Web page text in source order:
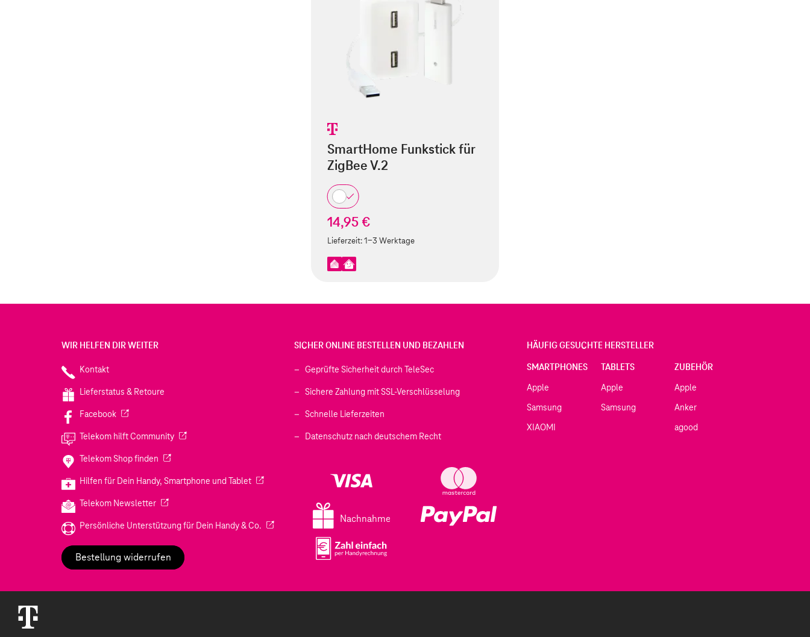
SmartHome Funkstick für
ZigBee V.2
14,95 €
Lieferzeit:1-3 Werktage
WIR HELFEN DIR WEITER
Kontakt
Lieferstatus & Retoure
Facebook(Wird in einem neuen Tab geöffnet)
Telekom hilft Community(Wird in einem neuen Tab geöffnet)
Telekom Shop finden (Wird in einem neuen Tab geöffnet)
Hilfen für Dein Handy, Smartphone und Tablet(Wird in einem neuen Tab geöffnet)
Telekom Newsletter(Wird in einem neuen Tab geöffnet)
Persönliche Unterstützung für Dein Handy & Co. (Wird in einem neuen Tab geöffnet)
Bestellung widerrufen
SICHER ONLINE BESTELLEN UND BEZAHLEN
Geprüfte Sicherheit durch TeleSec
Sichere Zahlung mit SSL-Verschlüsselung
Schnelle Lieferzeiten
Datenschutz nach deutschem Recht
Nachnahme
HÄUFIG GESUCHTE HERSTELLER
SMARTPHONES
Apple
Samsung
XIAOMI
TABLETS
Apple
Samsung
ZUBEHÖR
Apple
Anker
agood